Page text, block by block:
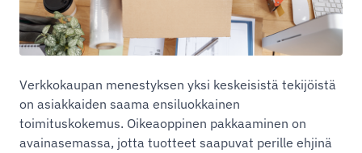
Verkkokaupan menestyksen yksi keskeisistä tekijöistä
on asiakkaiden saama ensiluokkainen
toimituskokemus. Oikeaoppinen pakkaaminen on
avainasemassa, jotta tuotteet saapuvat perille ehjinä